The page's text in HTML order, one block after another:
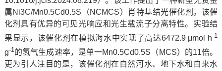
属Ni3C/Mn0.5Cd0.5S（NCMCS）肖特基结光催化剂。该催
化剂具有优异的可见光响应和光生载流子分离特性。实验结
果显示，该催化剂在模拟海水中实现了高达6472.9 μmol h-1
g-1的氢气生成速率，是单一Mn0.5Cd0.5S（MCS）的11倍。
更为引人注目的是，该催化剂在自然河水、地下水和自来水